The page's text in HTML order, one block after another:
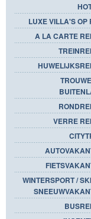
LUXE VILLA'S OP
A LA CARTE
VERRE
WINTERSPORT /